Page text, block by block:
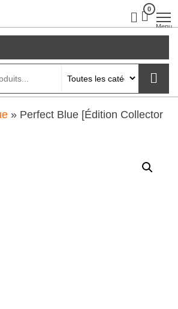
0
Menu
» Perfect Blue [Édition Collector